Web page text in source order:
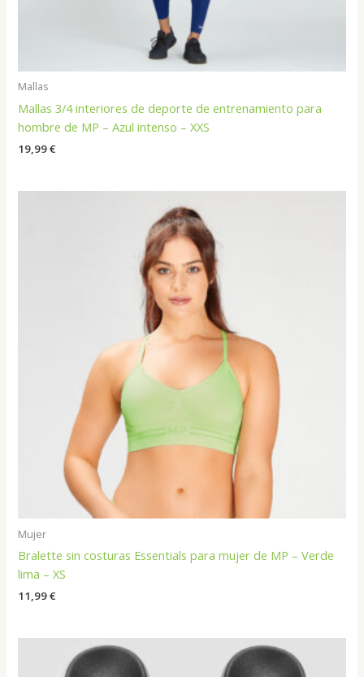
Mallas
Mallas 3/4 interiores de deporte de entrenamiento para
hombre de MP – Azul intenso – XXS
19,99€
Mujer
Bralette sin costuras Essentials para mujer de MP – Verde
lima – XS
11,99€